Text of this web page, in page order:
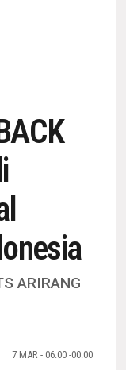
ARIRANG
7 MAR - 06:00 -00:00